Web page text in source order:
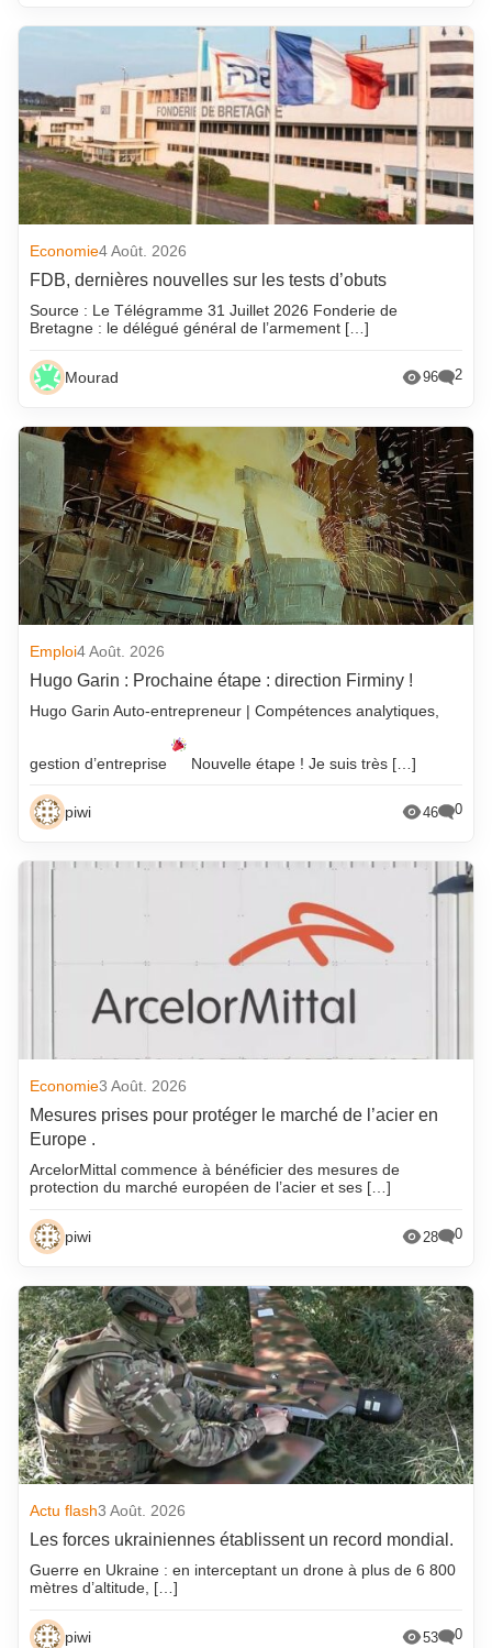
Economie4 Août. 2026
FDB, dernières nouvelles sur les tests d’obuts
Source : Le Télégramme 31 Juillet 2026 Fonderie de
Bretagne : le délégué général de l’armement […]
Mourad 96 2
Emploi4 Août. 2026
Hugo Garin : Prochaine étape : direction Firminy !
Hugo Garin Auto-entrepreneur | Compétences analytiques,
gestion d’entreprise Nouvelle étape ! Je suis très […]
piwi 46 0
Economie3 Août. 2026
Mesures prises pour protéger le marché de l’acier en
Europe .
ArcelorMittal commence à bénéficier des mesures de
protection du marché européen de l’acier et ses […]
piwi 28 0
Actu flash3 Août. 2026
Les forces ukrainiennes établissent un record mondial.
Guerre en Ukraine : en interceptant un drone à plus de 6 800
mètres d’altitude, […]
piwi 53 0